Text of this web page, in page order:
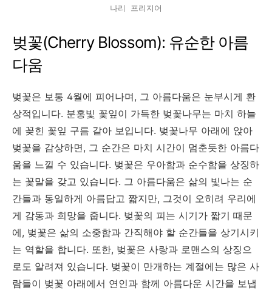
나리 프리지어
벚꽃(Cherry Blossom): 유순한 아름
다움
벚꽃은 보통 4월에 피어나며, 그 아름다움은 눈부시게 환
상적입니다. 분홍빛 꽃잎이 가득한 벚꽃나무는 마치 하늘
에 꽂힌 꽃잎 구름 같아 보입니다. 벚꽃나무 아래에 앉아
벚꽃을 감상하면, 그 순간은 마치 시간이 멈춘듯한 아름다
움을 느낄 수 있습니다. 벚꽃은 우아함과 순수함을 상징하
는 꽃말을 갖고 있습니다. 그 아름다움은 삶의 빛나는 순
간들과 동일하게 아름답고 짧지만, 그것이 오히려 우리에
게 감동과 희망을 줍니다. 벚꽃의 피는 시기가 짧기 때문
에, 벚꽃은 삶의 소중함과 간직해야 할 순간들을 상기시키
는 역할을 합니다. 또한, 벚꽃은 사랑과 로맨스의 상징으
로도 알려져 있습니다. 벚꽃이 만개하는 계절에는 많은 사
람들이 벚꽃 아래에서 연인과 함께 아름다운 시간을 보냅